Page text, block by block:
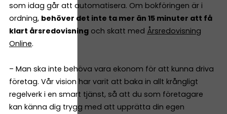
som idag går att automatisera. Om bokföringen är i
ordning, behöver det inte ta mer än 15 minuter att få
klart årsredovisning och skatt med Årsredovisning
Online.
– Man ska inte behöva vara ekonom för att kunna driva
företag. Vår vision har varit att baka in allt krångligt
regelverk i en smart tjänst, så att du som företagare
kan känna dig trygg med att upprätta din egen